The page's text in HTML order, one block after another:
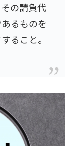
の請負代
るものを
ること。